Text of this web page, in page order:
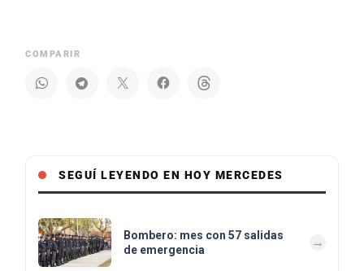
COMPARIR
SEGUÍ LEYENDO EN HOY MERCEDES
Bombero: mes con 57 salidas
de emergencia